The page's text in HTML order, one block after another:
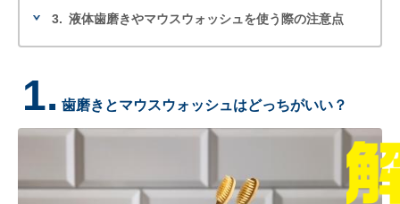
3. 液体歯磨きやマウスウォッシュを使う際の注意点
1. 歯磨きとマウスウォッシュはどっちがいい？